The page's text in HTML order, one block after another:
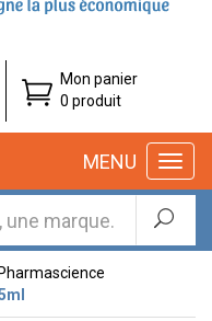
Mon panier
0 produit
MENU
Pharmascience